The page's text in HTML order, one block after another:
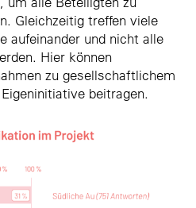
Gleichzeitig treffen viele
aufeinander und nicht alle
Hier können
zu gesellschaftlichem
beitragen.